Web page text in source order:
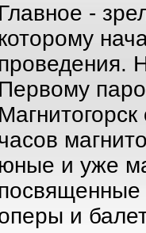
Главное -
проведения.
Первому
юные и уже
посвященные
и